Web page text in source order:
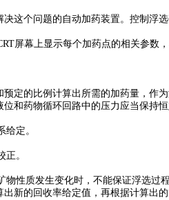
这个问题的自动加药装置。控制浮
屏幕上显示每个加药点的相关参数
定的比例计算出所需的加药量，作
和药物循环回路中的压力应当保持恒
定。
。
性质发生变化时，不能保证浮选
新的回收率给定值，再根据计算出